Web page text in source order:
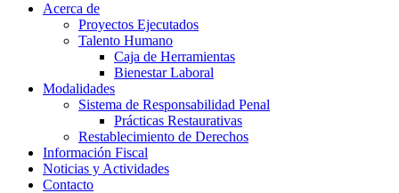
Acerca de
Proyectos Ejecutados
Talento Humano
Caja de Herramientas
Bienestar Laboral
Modalidades
Sistema de Responsabilidad Penal
Prácticas Restaurativas
Restablecimiento de Derechos
Información Fiscal
Noticias y Actividades
Contacto